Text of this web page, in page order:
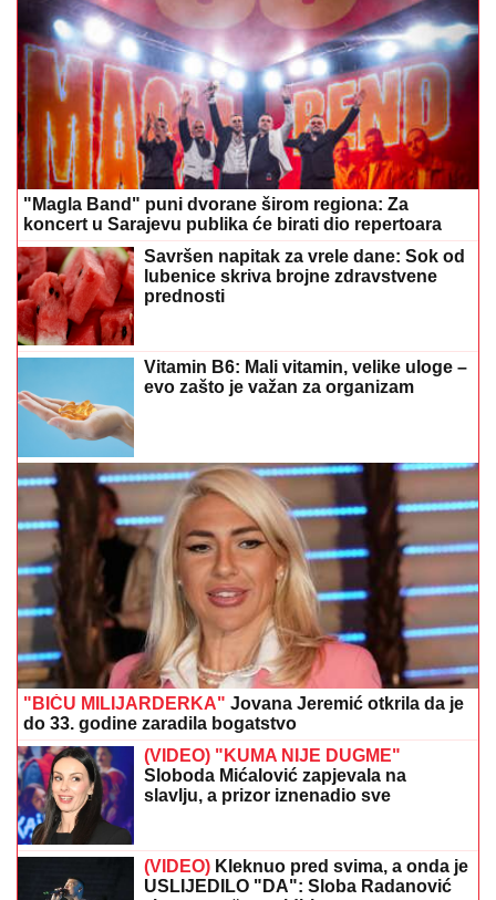
"Magla Band" puni dvorane širom regiona: Za
koncert u Sarajevu publika će birati dio repertoara
Savršen napitak za vrele dane: Sok od
lubenice skriva brojne zdravstvene
prednosti
Vitamin B6: Mali vitamin, velike uloge –
evo zašto je važan za organizam
"BIĆU MILIJARDERKA" Jovana Jeremić otkrila da je
do 33. godine zaradila bogatstvo
(VIDEO) "KUMA NIJE DUGME"
Sloboda Mićalović zapjevala na
slavlju, a prizor iznenadio sve
(VIDEO) Kleknuo pred svima, a onda je
USLIJEDILO "DA": Sloba Radanović